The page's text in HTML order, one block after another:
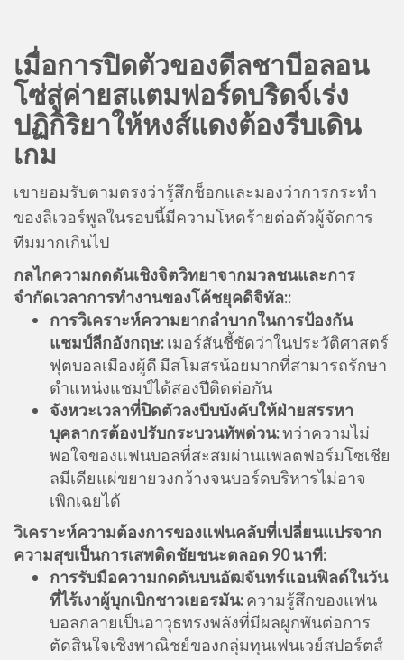
เมื่อการปิดตัวของดีลชาบีอลอน
โซ่สู่ค่ายสแตมฟอร์ดบริดจ์เร่ง
ปฏิกิริยาให้หงส์แดงต้องรีบเดิน
เกม
เขายอมรับตามตรงว่ารู้สึกช็อกและมองว่าการกระทำ
ของลิเวอร์พูลในรอบนี้มีความโหดร้ายต่อตัวผู้จัดการ
ทีมมากเกินไป
กลไกความกดดันเชิงจิตวิทยาจากมวลชนและการ
จำกัดเวลาการทำงานของโค้ชยุคดิจิทัล::
การวิเคราะห์ความยากลำบากในการป้องกัน
แชมป์ลีกอังกฤษ:เมอร์สันชี้ชัดว่าในประวัติศาสตร์
ฟุตบอลเมืองผู้ดี มีสโมสรน้อยมากที่สามารถรักษา
ตำแหน่งแชมป์ได้สองปีติดต่อกัน
จังหวะเวลาที่ปิดตัวลงบีบบังคับให้ฝ่ายสรรหา
บุคลากรต้องปรับกระบวนทัพด่วน:ทว่าความไม่
พอใจของแฟนบอลที่สะสมผ่านแพลตฟอร์มโซเชีย
ลมีเดียแผ่ขยายวงกว้างจนบอร์ดบริหารไม่อาจ
เพิกเฉยได้
วิเคราะห์ความต้องการของแฟนคลับที่เปลี่ยนแปรจาก
ความสุขเป็นการเสพติดชัยชนะตลอด 90 นาที:
การรับมือความกดดันบนอัฒจันทร์แอนฟิลด์ในวัน
ที่ไร้เงาผู้บุกเบิกชาวเยอรมัน:ความรู้สึกของแฟน
บอลกลายเป็นอาวุธทรงพลังที่มีผลผูกพันต่อการ
ตัดสินใจเชิงพาณิชย์ของกลุ่มทุนเฟนเวย์สปอร์ตส์